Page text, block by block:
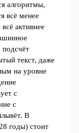
алгоритмы,
всё менее
активнее
подсчёт
текст, даже
на уровне
с
с
В
годы) стоит